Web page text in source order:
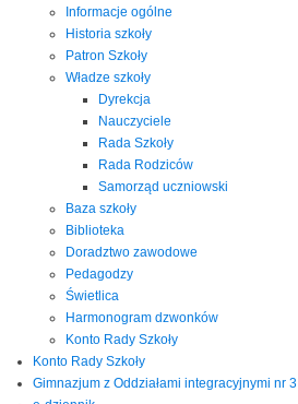
Informacje ogólne
Historia szkoły
Patron Szkoły
Władze szkoły
Dyrekcja
Nauczyciele
Rada Szkoły
Rada Rodziców
Samorząd uczniowski
Baza szkoły
Biblioteka
Doradztwo zawodowe
Pedagodzy
Świetlica
Harmonogram dzwonków
Konto Rady Szkoły
Konto Rady Szkoły
Gimnazjum z Oddziałami integracyjnymi nr 3